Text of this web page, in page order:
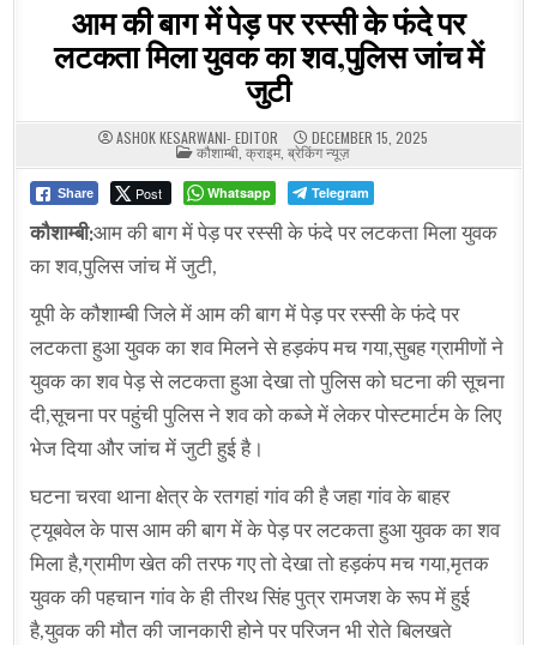
आम की बाग में पेड़ पर रस्सी के फंदे पर
लटकता मिला युवक का शव,पुलिस जांच में
जुटी
ASHOK KESARWANI- EDITOR DECEMBER 15, 2025
POSTED
IN
कौशाम्बी, क्राइम, ब्रेकिंग न्यूज़
Share Post Whatsapp Telegram
कौशाम्बी:आम की बाग में पेड़ पर रस्सी के फंदे पर लटकता मिला युवक
का शव,पुलिस जांच में जुटी,
यूपी के कौशाम्बी जिले में आम की बाग में पेड़ पर रस्सी के फंदे पर
लटकता हुआ युवक का शव मिलने से हड़कंप मच गया,सुबह ग्रामीणों ने
युवक का शव पेड़ से लटकता हुआ देखा तो पुलिस को घटना की सूचना
दी,सूचना पर पहुंची पुलिस ने शव को कब्जे में लेकर पोस्टमार्टम के लिए
भेज दिया और जांच में जुटी हुई है।
घटना चरवा थाना क्षेत्र के रतगहां गांव की है जहा गांव के बाहर
ट्यूबवेल के पास आम की बाग में के पेड़ पर लटकता हुआ युवक का शव
मिला है,ग्रामीण खेत की तरफ गए तो देखा तो हड़कंप मच गया,मृतक
युवक की पहचान गांव के ही तीरथ सिंह पुत्र रामजश के रूप में हुई
है,युवक की मौत की जानकारी होने पर परिजन भी रोते बिलखते